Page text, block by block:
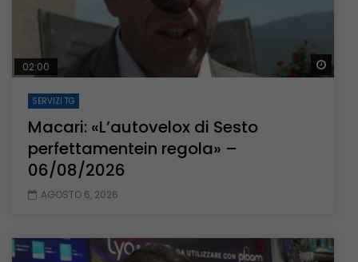
02:00
SERVIZI TG
Macari: «L’autovelox di Sesto
perfettamentein regola» –
06/08/2026
AGOSTO 6, 2026